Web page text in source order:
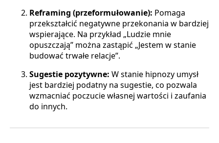
Reframing (przeformułowanie): Pomaga
przekształcić negatywne przekonania w bardziej
wspierające. Na przykład „Ludzie mnie
opuszczają” można zastąpić „Jestem w stanie
budować trwałe relacje”.
Sugestie pozytywne: W stanie hipnozy umysł
jest bardziej podatny na sugestie, co pozwala
wzmacniać poczucie własnej wartości i zaufania
do innych.